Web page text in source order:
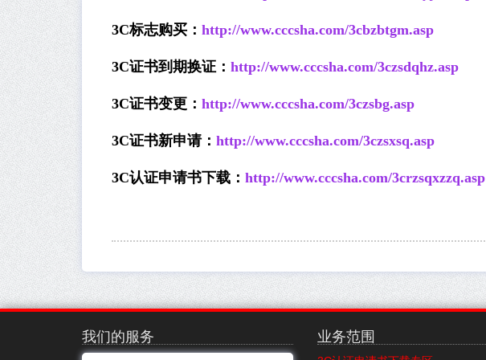
3C标志购买： http://www.cccsha.com/3cbzbtgm.asp
3C证书到期换证： http://www.cccsha.com/3czsdqhz.asp
3C证书变更： http://www.cccsha.com/3czsbg.asp
3C证书新申请： http://www.cccsha.com/3czsxsq.asp
3C认证申请书下载： http://www.cccsha.com/3crzsqxzzq.asp
我们的服务 业务范围